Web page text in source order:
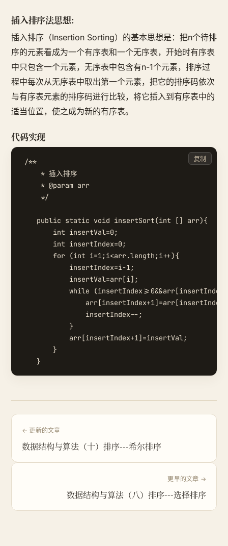
插入排序法思想:
插入排序（Insertion Sorting）的基本思想是：把n个待排
序的元素看成为一个有序表和一个无序表，开始时有序表
中只包含一个元素，无序表中包含有n-1个元素，排序过
程中每次从无序表中取出第一个元素，把它的排序码依次
与有序表元素的排序码进行比较，将它插入到有序表中的
适当位置，使之成为新的有序表。
代码实现
/**
     * 插入排序
     * @param arr
     */
    public static void insertSort(int [] arr){
        int insertVal=0;
        int insertIndex=0;
        for (int i=1;i<arr.length;i++){
            insertIndex=i-1;
            insertVal=arr[i];
while
                insertIndex--;
            }
            arr[insertIndex+1]=insertVal;
        }
复制
← 更新的文章
数据结构与算法（十）排序---希尔排序
更早的文章 →
数据结构与算法（八）排序---选择排序